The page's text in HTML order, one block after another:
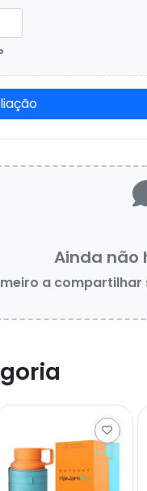
Ainda não
a